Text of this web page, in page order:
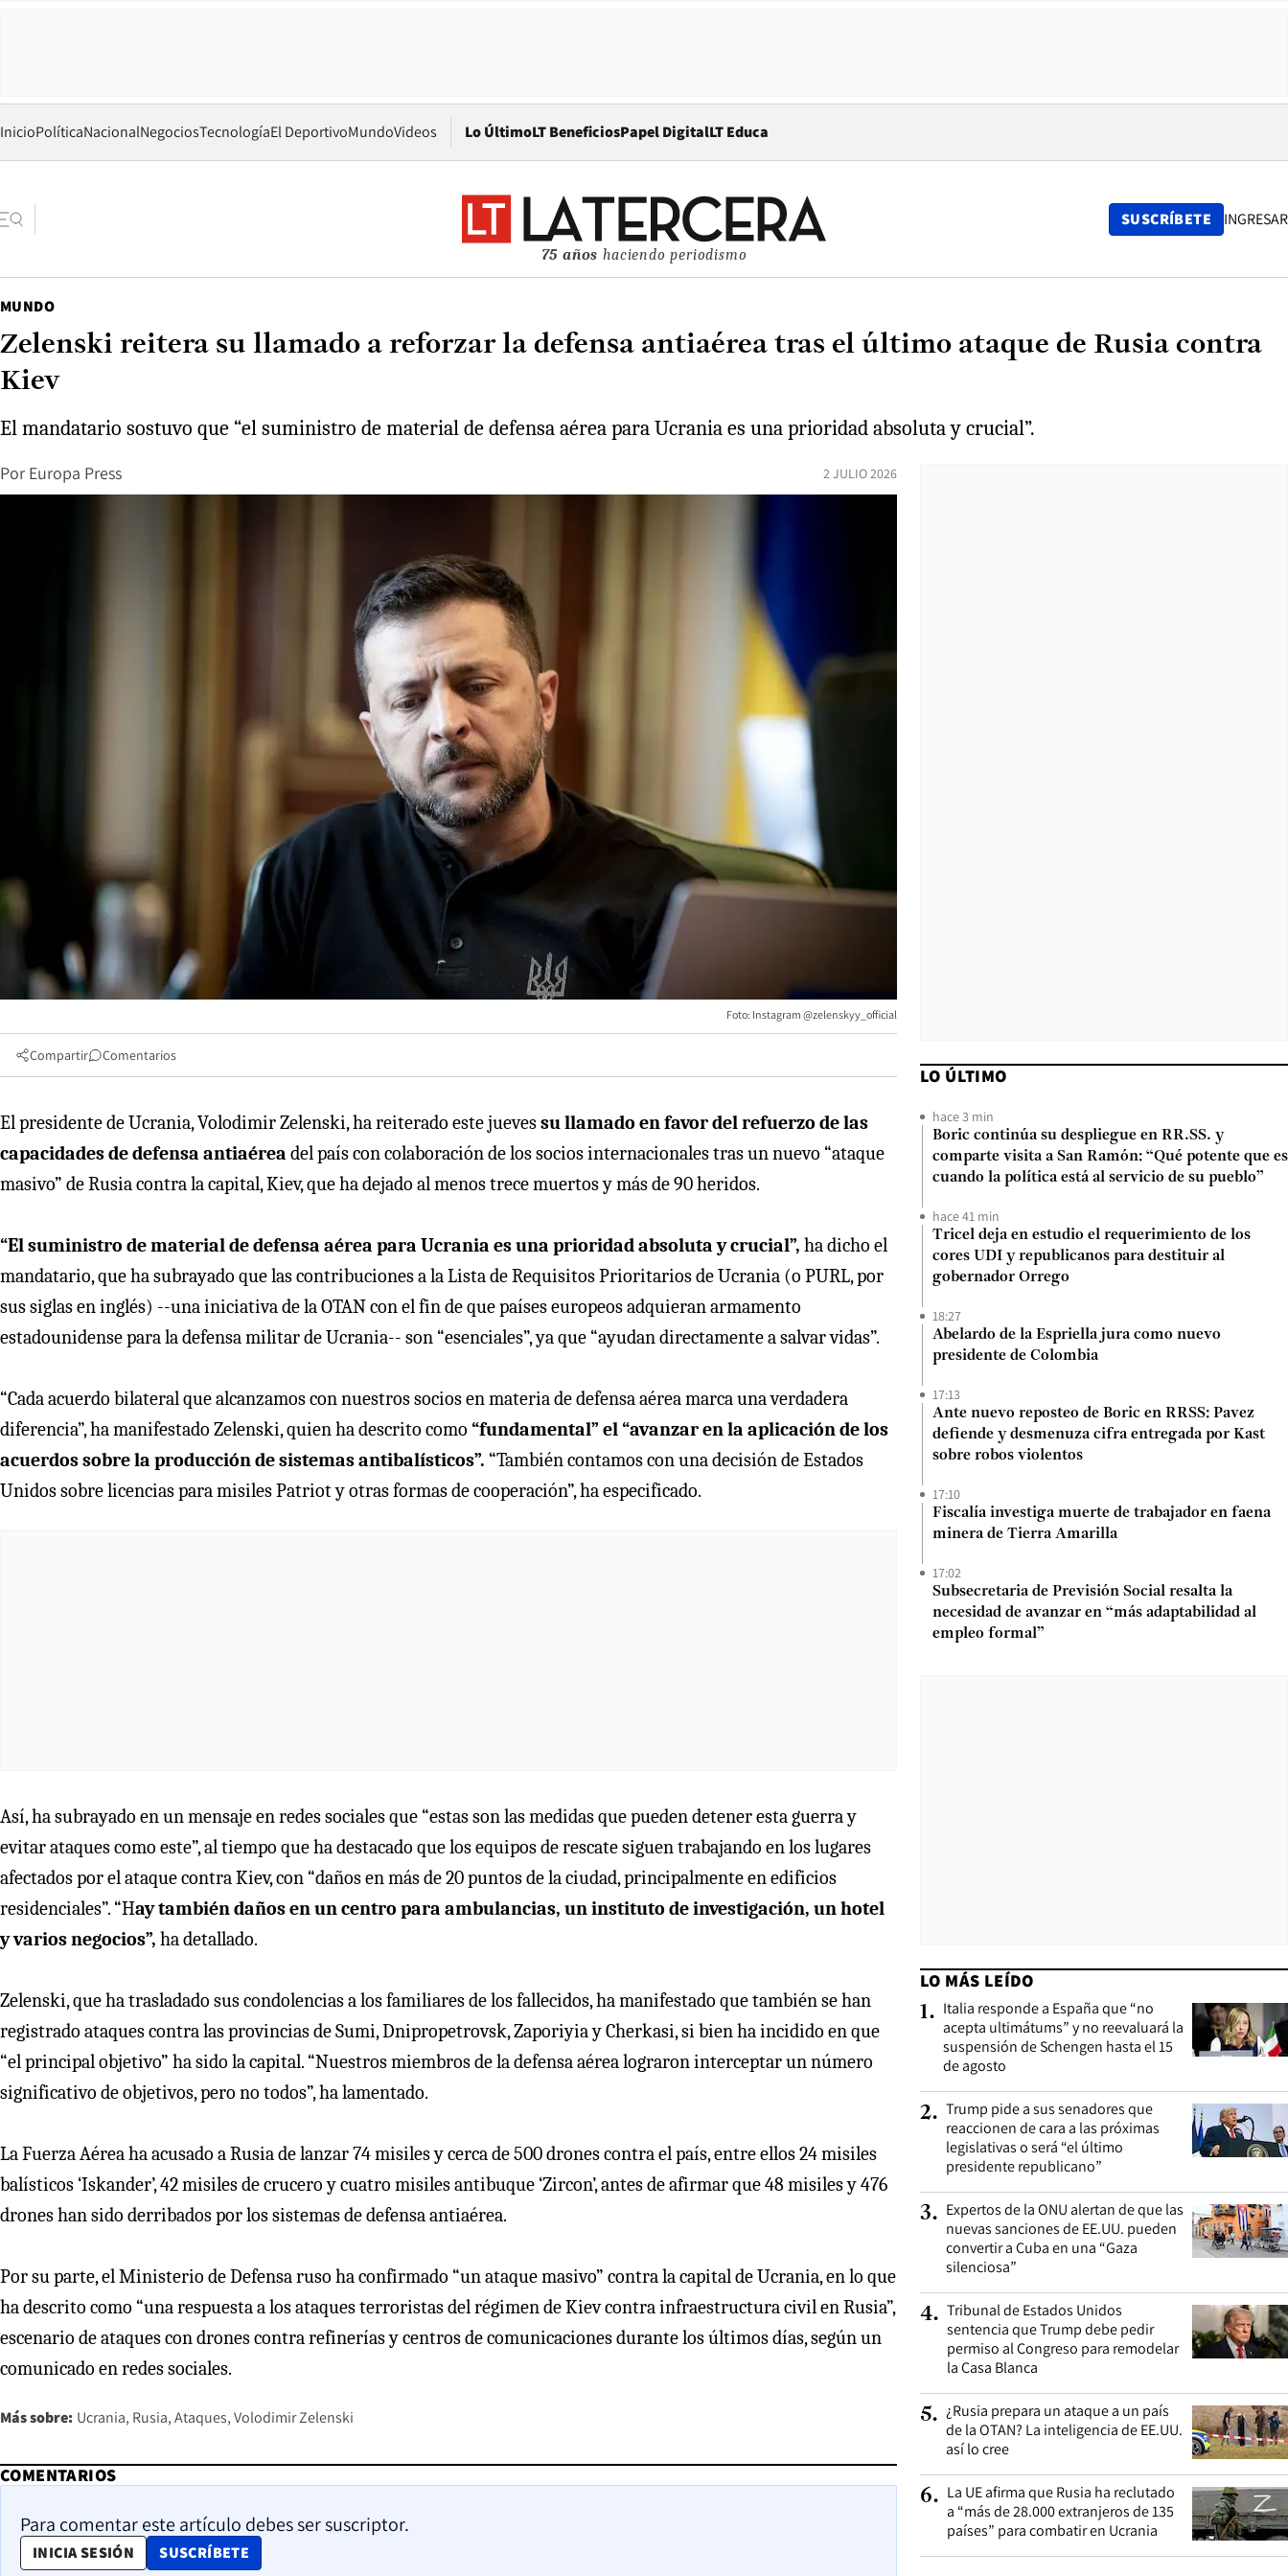
InicioPolíticaNacionalNegociosTecnologíaEl DeportivoMundoVideos Lo ÚltimoLT BeneficiosPapel DigitalOpens in new window
LT Educa
75 años haciendo periodismo
SUSCRÍBETE INGRESAR
MUNDO
Zelenski reitera su llamado a reforzar la defensa antiaérea tras el último ataque de Rusia contra
Kiev
El mandatario sostuvo que “el suministro de material de defensa aérea para Ucrania es una prioridad absoluta y crucial”.
Por Europa Press 2 JULIO 2026
Foto: Instagram @zelenskyy_official
Compartir Comentarios
El presidente de Ucrania, Volodimir Zelenski, ha reiterado este juevessu llamado en favor del refuerzo de las
capacidades de defensa antiaérea del país con colaboración de los socios internacionales tras un nuevo “ataque
masivo” de Rusia contra la capital, Kiev, que ha dejado al menos trece muertos y más de 90 heridos.
“El suministro de material de defensa aérea para Ucrania es una prioridad absoluta y crucial”, ha dicho el
mandatario, que ha subrayado que las contribuciones a la Lista de Requisitos Prioritarios de Ucrania (o PURL, por
sus siglas en inglés) --una iniciativa de la OTAN con el fin de que países europeos adquieran armamento
estadounidense para la defensa militar de Ucrania-- son “esenciales”, ya que “ayudan directamente a salvar vidas”.
“Cada acuerdo bilateral que alcanzamos con nuestros socios en materia de defensa aérea marca una verdadera
diferencia”, ha manifestado Zelenski, quien ha descrito como “fundamental” el “avanzar en la aplicación de los
acuerdos sobre la producción de sistemas antibalísticos”. “También contamos con una decisión de Estados
Unidos sobre licencias para misiles Patriot y otras formas de cooperación”, ha especificado.
Así, ha subrayado en un mensaje en redes sociales que “estas son las medidas que pueden detener esta guerra y
evitar ataques como este”, al tiempo que ha destacado que los equipos de rescate siguen trabajando en los lugares
afectados por el ataque contra Kiev, con “daños en más de 20 puntos de la ciudad, principalmente en edificios
residenciales”. “Hay también daños en un centro para ambulancias, un instituto de investigación, un hotel
y varios negocios”, ha detallado.
Zelenski, que ha trasladado sus condolencias a los familiares de los fallecidos, ha manifestado que también se han
registrado ataques contra las provincias de Sumi, Dnipropetrovsk, Zaporiyia y Cherkasi, si bien ha incidido en que
“el principal objetivo” ha sido la capital. “Nuestros miembros de la defensa aérea lograron interceptar un número
significativo de objetivos, pero no todos”, ha lamentado.
La Fuerza Aérea ha acusado a Rusia de lanzar 74 misiles y cerca de 500 drones contra el país, entre ellos 24 misiles
balísticos ‘Iskander’, 42 misiles de crucero y cuatro misiles antibuque ‘Zircon’, antes de afirmar que 48 misiles y 476
drones han sido derribados por los sistemas de defensa antiaérea.
Por su parte, el Ministerio de Defensa ruso ha confirmado “un ataque masivo” contra la capital de Ucrania, en lo que
ha descrito como “una respuesta a los ataques terroristas del régimen de Kiev contra infraestructura civil en Rusia”,
escenario de ataques con drones contra refinerías y centros de comunicaciones durante los últimos días, según un
comunicado en redes sociales.
Más sobre: Ucrania Rusia Ataques Volodimir Zelenski
COMENTARIOS
Para comentar este artículo debes ser suscriptor.
INICIA SESIÓN SUSCRÍBETE
OPENS IN NEW WINDOW
LO ÚLTIMO
hace 3 min
Boric continúa su despliegue en RR.SS. y
comparte visita a San Ramón: “Qué potente que es
cuando la política está al servicio de su pueblo”
hace 41 min
Tricel deja en estudio el requerimiento de los
cores UDI y republicanos para destituir al
gobernador Orrego
18:27
Abelardo de la Espriella jura como nuevo
presidente de Colombia
17:13
Ante nuevo reposteo de Boric en RRSS: Pavez
defiende y desmenuza cifra entregada por Kast
sobre robos violentos
17:10
Fiscalía investiga muerte de trabajador en faena
minera de Tierra Amarilla
17:02
Subsecretaria de Previsión Social resalta la
necesidad de avanzar en “más adaptabilidad al
empleo formal”
LO MÁS LEÍDO
1. Italia responde a España que “no
acepta ultimátums” y no reevaluará la
suspensión de Schengen hasta el 15
de agosto
2. Trump pide a sus senadores que
reaccionen de cara a las próximas
legislativas o será “el último
presidente republicano”
3. Expertos de la ONU alertan de que las
nuevas sanciones de EE.UU. pueden
convertir a Cuba en una “Gaza
silenciosa”
4. Tribunal de Estados Unidos
sentencia que Trump debe pedir
permiso al Congreso para remodelar
la Casa Blanca
5. ¿Rusia prepara un ataque a un país
de la OTAN? La inteligencia de EE.UU.
así lo cree
6. La UE afirma que Rusia ha reclutado
a “más de 28.000 extranjeros de 135
países” para combatir en Ucrania